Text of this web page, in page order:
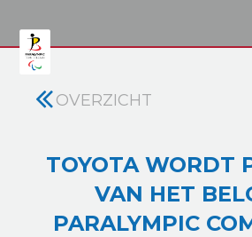
OVERZICHT
TOYOTA WORDT
VAN HET
PARALYMPIC